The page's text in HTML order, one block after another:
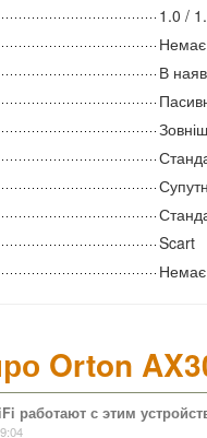
1.0 /
Немає
В
Scart
Немає
Orton
работают с этим